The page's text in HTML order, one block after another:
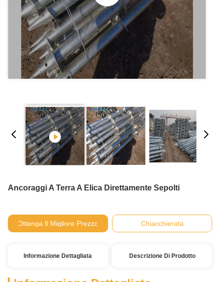
Ancoraggi A Terra A Elica Direttamente Sepolti
Ottenga Il Migliore Prezzo Chiacchierata
Informazione Dettagliata Descrizione Di Prodotto